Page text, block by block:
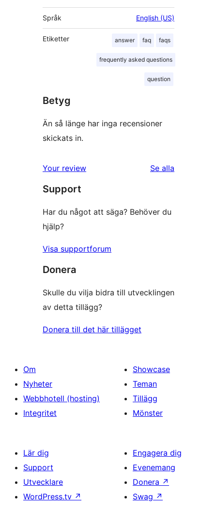
Språk English (US)
Etiketter answer faq faqs
frequently asked questions
question
Betyg
Än så länge har inga recensioner
skickats in.
Your review Se alla
Support
Har du något att säga? Behöver du
hjälp?
Visa supportforum
Donera
Skulle du vilja bidra till utvecklingen
av detta tillägg?
Donera till det här tillägget
Om
Nyheter
Webbhotell (hosting)
Integritet
Showcase
Teman
Tillägg
Mönster
Lär dig
Support
Utvecklare
WordPress.tv ↗
Engagera dig
Evenemang
Donera ↗
Swag ↗